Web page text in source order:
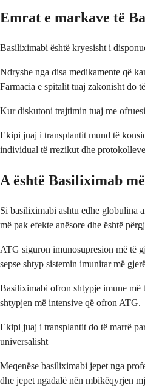
Emrat e markave të
Basiliximabi është kryesisht i
Ndryshe nga disa medikamente që
Farmacia e spitalit tuaj zakonisht do
Kur diskutoni trajtimin tuaj me
Ekipi juaj i transplantit mund të
individual të rrezikut dhe
A është Basiliximab
Si basiliximabi ashtu edhe globulina
më pak efekte anësore dhe është
ATG siguron imunosupresion më të
sepse shtyp sistemin imunitar më
Basiliximabi ofron shtypje imune më
shtypjen më intensive që ofron ATG.
Ekipi juaj i transplantit do të marrë
universalisht
Meqenëse basiliximabi jepet nga
dhe jepet ngadalë nën mbikëqyrjen